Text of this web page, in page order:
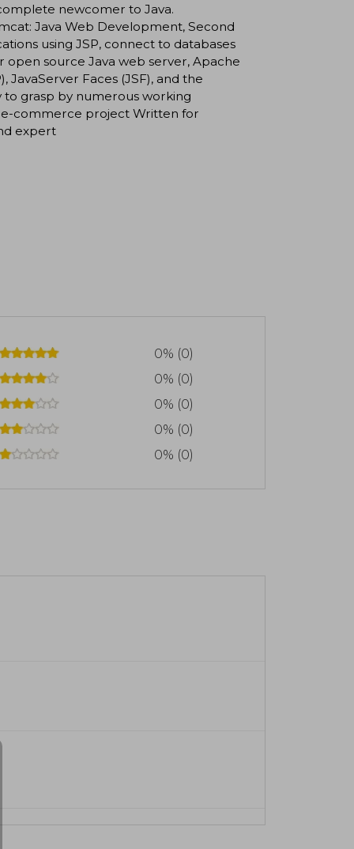
newcomer to Java.
Java Web Development, Second
using JSP, connect to databases
source Java web server, Apache
Faces (JSF), and the
grasp by numerous working
commerce project Written for
expert
0% (0)
0% (0)
0% (0)
0% (0)
0% (0)